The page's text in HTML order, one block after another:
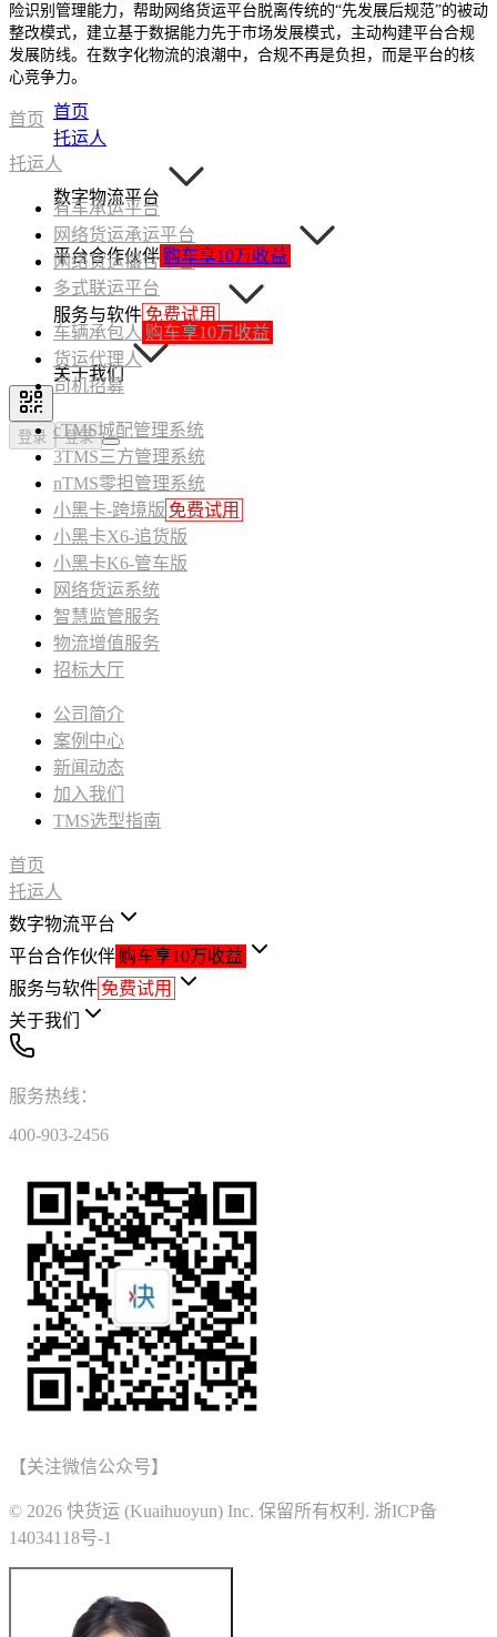
首页
托运人
数字物流平台
平台合作伙伴 购车享10万收益
服务与软件 免费试用
关于我们
登录 登录
险识别管理能力，帮助网络货运平台脱离传统的“先发展后规范”的被动
整改模式，建立基于数据能力先于市场发展模式，主动构建平台合规
发展防线。在数字化物流的浪潮中，合规不再是负担，而是平台的核
心竞争力。
首页
托运人
有车承运平台
网络货运承运平台
网络货运撮合平台
多式联运平台
车辆承包人 购车享10万收益
货运代理人
司机招募
cTMS城配管理系统
3TMS三方管理系统
nTMS零担管理系统
小黑卡-跨境版 免费试用
小黑卡X6-追货版
小黑卡K6-管车版
网络货运系统
智慧监管服务
物流增值服务
招标大厅
公司简介
案例中心
新闻动态
加入我们
TMS选型指南
首页
托运人
数字物流平台
平台合作伙伴 购车享10万收益
服务与软件 免费试用
关于我们
服务热线：
400-903-2456
【关注微信公众号】
© 2026 快货运 (Kuaihuoyun) Inc. 保留所有权利. 浙ICP备
14034118号-1